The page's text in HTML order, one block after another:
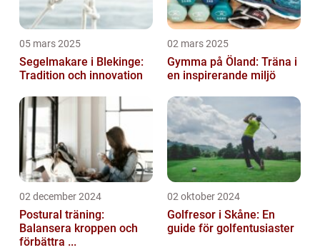
05 mars 2025
Segelmakare i Blekinge:
Tradition och innovation
02 mars 2025
Gymma på Öland: Träna i
en inspirerande miljö
02 december 2024
Postural träning:
Balansera kroppen och
förbättra ...
02 oktober 2024
Golfresor i Skåne: En
guide för golfentusiaster